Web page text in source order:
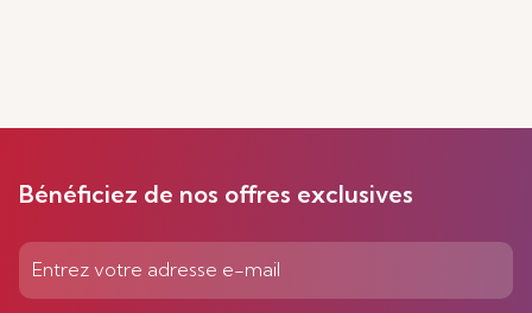
Bénéficiez de nos offres exclusives